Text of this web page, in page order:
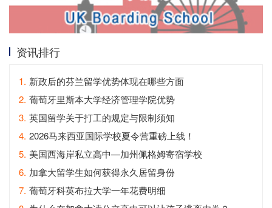
资讯排行
1. 新政后的芬兰留学优势体现在哪些方面
2. 葡萄牙里斯本大学经济管理学院优势
3. 英国留学关于打工的规定与限制须知
4. 2026马来西亚国际学校夏令营重磅上线！
5. 美国西海岸私立高中—加州佩格姆寄宿学校
6. 加拿大留学生如何获得永久居留身份
7. 葡萄牙科英布拉大学一年花费明细